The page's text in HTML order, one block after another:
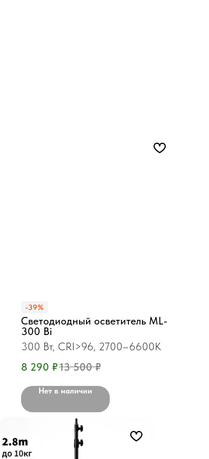
-39%
Светодиодный осветитель ML-
300 Bi
300 Вт, CRI>96, 2700–6600K
8 290 ₽13 500 ₽
Нет в наличии